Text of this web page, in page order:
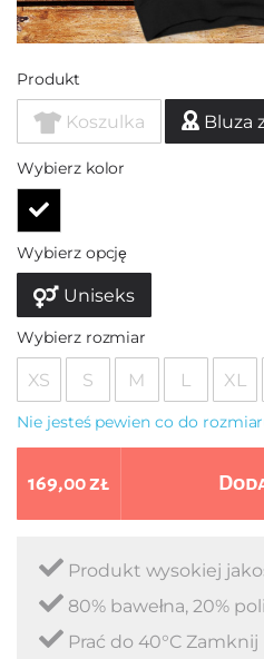
Produkt
Koszulka Bluza
Wybierz kolor
Wybierz opcję
Uniseks
Wybierz rozmiar
XS S M L XL
Nie jesteś pewien co do
169,00 zł
Produkt wysokiej
80% bawełna, 20%
Prać do 40°C Zamknij